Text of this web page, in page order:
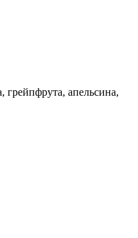
грейпфрута, апельсина,